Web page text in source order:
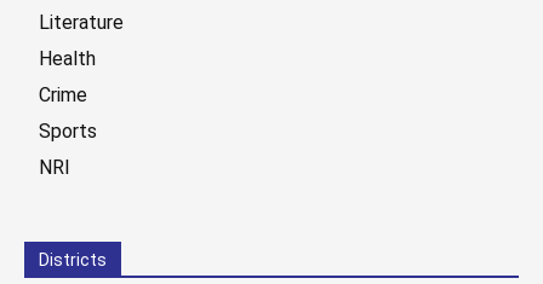
Literature
Health
Crime
Sports
NRI
Districts